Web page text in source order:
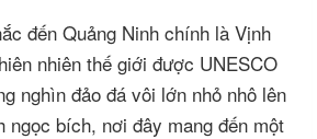
đến Quảng Ninh chính là Vịnh
nhiên thế giới được UNESCO
nghìn đảo đá vôi lớn nhỏ nhô lên
ngọc bích, nơi đây mang đến một